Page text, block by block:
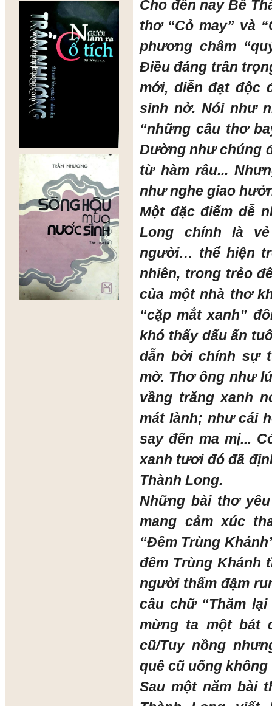
Cho đến nay Bế
thơ “Cỏ may” và
phương châm
Điều đáng trân
mới, diễn đạt độc
sinh nở. Nói như
“những câu thơ
Dường như chúng
từ hàm râu...
như nghe giao
Một đặc điểm dễ
Long chính là
người… thể hiện
nhiên, trong trẻo
của một nhà thơ
“cặp mắt xanh”
khó thấy dấu ấn
dẫn bởi chính sự
mờ. Thơ ông như
vầng trăng xanh
mát lành; như cái
say đến ma mị...
xanh tươi đó đã
Thành Long.
Những bài thơ
mang cảm xúc
“Đêm Trùng
đêm Trùng Khánh
người thấm đậm
câu chữ “Thăm
mừng ta một bát
cũ/Tuy nồng
quê cũ uống
Sau một năm bài